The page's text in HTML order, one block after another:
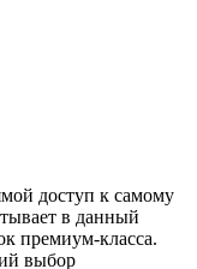
доступ к самому
в данный
премиум-класса.
выбор